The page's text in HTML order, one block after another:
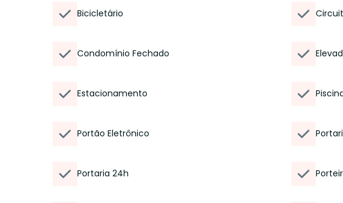
Bicicletário
Condomínio Fechado
Estacionamento
Portão Eletrônico
Portaria 24h